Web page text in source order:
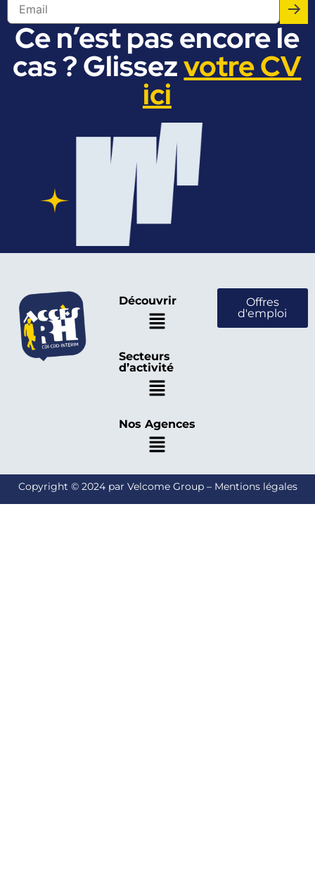
Ce n’est pas encore le
cas ? Glissezvotre CV
ici
Découvrir
Secteurs
d’activité
Nos Agences
Offres
d'emploi
Copyright © 2024 par Velcome Group – Mentions légales